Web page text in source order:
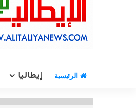
الرئيسية إيطاليا